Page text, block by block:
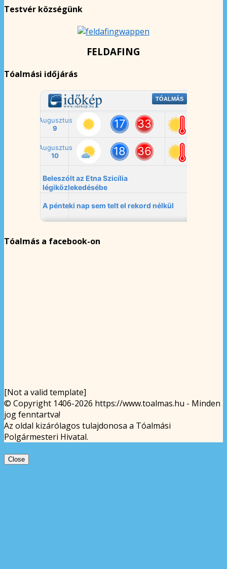
Testvér községünk
FELDAFING
Tóalmási időjárás
Tóalmás a facebook-on
[Not a valid template]
© Copyright 1406-2026 https://www.toalmas.hu - Minden
jog fenntartva!
Az oldal kizárólagos tulajdonosa a Tóalmási
Polgármesteri Hivatal.
Close